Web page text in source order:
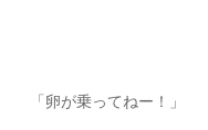
「卵が乗ってねー！」